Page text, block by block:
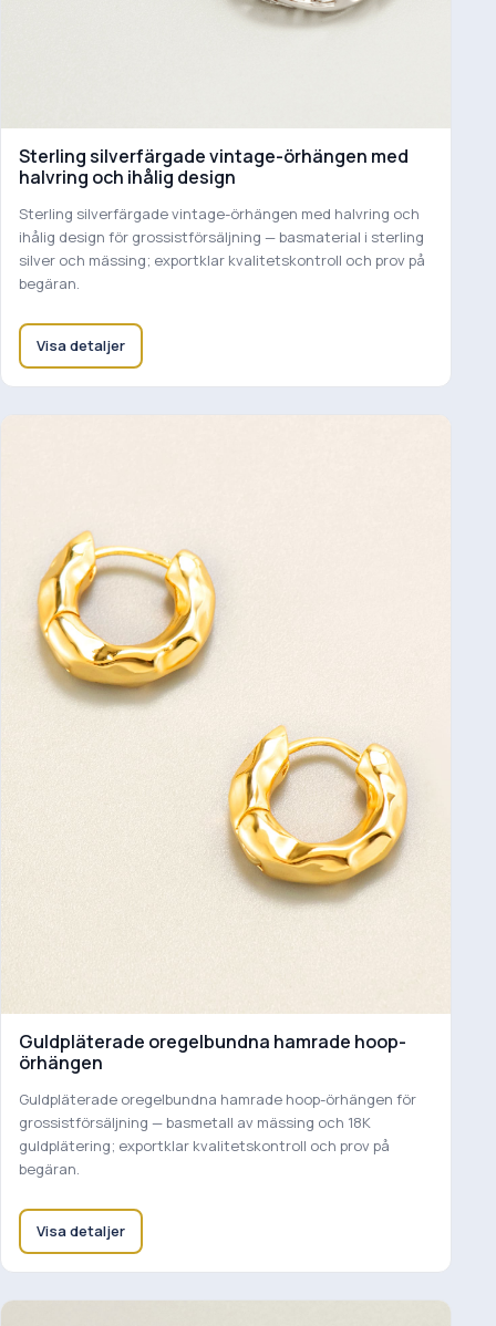
Sterling silverfärgade vintage-örhängen med
halvring och ihålig design
Sterling silverfärgade vintage-örhängen med halvring och
ihålig design för grossistförsäljning — basmaterial i sterling
silver och mässing; exportklar kvalitetskontroll och prov på
begäran.
Visa detaljer
Guldpläterade oregelbundna hamrade hoop-
örhängen
Guldpläterade oregelbundna hamrade hoop-örhängen för
grossistförsäljning — basmetall av mässing och 18K
guldplätering; exportklar kvalitetskontroll och prov på
begäran.
Visa detaljer